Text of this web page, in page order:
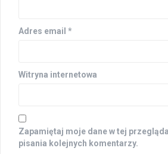
Adres email *
Witryna internetowa
Zapamiętaj moje dane w tej
pisania kolejnych komentarzy.